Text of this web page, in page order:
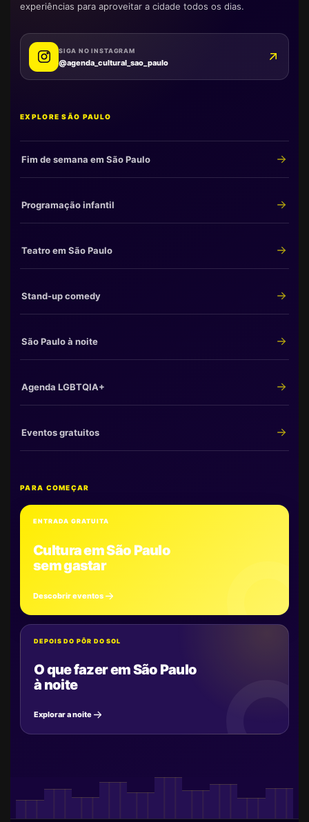
experiências para aproveitar a cidade todos os dias.
SIGA NO INSTAGRAM
@agenda_cultural_sao_paulo
EXPLORE SÃO PAULO
Fim de semana em São Paulo
Programação infantil
Teatro em São Paulo
Stand-up comedy
São Paulo à noite
Agenda LGBTQIA+
Eventos gratuitos
PARA COMEÇAR
ENTRADA GRATUITA
Cultura em São Paulo
sem gastar
Descobrir eventos
DEPOIS DO PÔR DO SOL
O que fazer em São Paulo
à noite
Explorar a noite